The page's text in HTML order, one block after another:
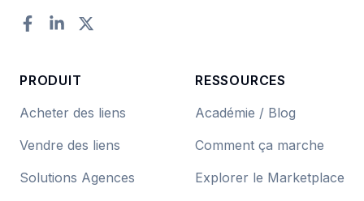
Facebook
LinkedInTwitter
PRODUIT
Acheter des liens
Vendre des liens
Solutions Agences
RESSOURCES
Académie / Blog
Comment ça marche
Explorer le Marketplace